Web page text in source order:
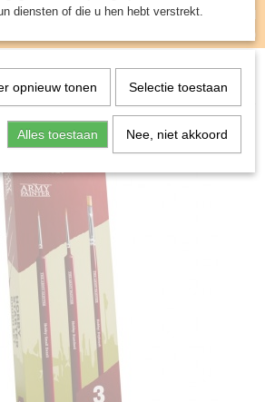
UW WINKELWAGEN
(0)
>Hobby Starter Brush Set
diensten of die u hen hebt verstrekt.
opnieuw tonen Selectie toestaan
Alles toestaan Nee, niet akkoord